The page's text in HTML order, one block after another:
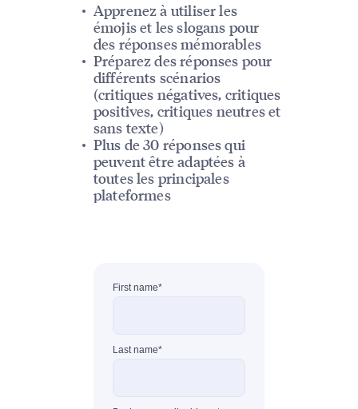
Apprenez à utiliser les
émojis et les slogans pour
des réponses mémorables
Préparez des réponses pour
différents scénarios
(critiques négatives, critiques
positives, critiques neutres et
sans texte)
Plus de 30 réponses qui
peuvent être adaptées à
toutes les principales
plateformes